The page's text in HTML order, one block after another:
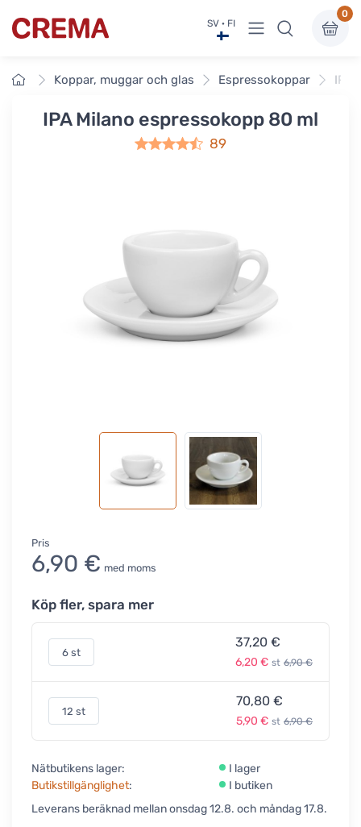
Crema SV · FI Visa undermeny
0
Framsidan
Koppar, muggar och glas Espressokoppar IPA
IPA Milano espressokopp 80 ml
89
Pris
6,90 € med moms
Köp fler, spara mer
6 st
37,20 €
6,20 € st 6,90 €
12 st
70,80 €
5,90 € st 6,90 €
Nätbutikens lager:
I lager
Butikstillgänglighet:
I butiken
Leverans beräknad mellan onsdag 12.8. och måndag 17.8.